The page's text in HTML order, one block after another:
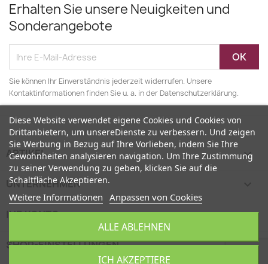
Erhalten Sie unsere Neuigkeiten und
Sonderangebote
Sie können Ihr Einverständnis jederzeit widerrufen. Unsere
Kontaktinformationen finden Sie u. a. in der Datenschutzerklärung.
ARTIKEL 
UNTERNEHMEN
IHR KONTO 
SHOP-EINSTELLUNGEN keyboard_arrow_down
Diese Website verwendet eigene Cookies und Cookies von
Drittanbietern, um unsereDienste zu verbessern. Und zeigen
Sie Werbung in Bezug auf Ihre Vorlieben, indem Sie Ihre
Gewohnheiten analysieren navigation. Um Ihre Zustimmung
zu seiner Verwendung zu geben, klicken Sie auf die
Schaltfläche Akzeptieren.
Weitere Informationen Anpassen von Cookies
ALLE ABLEHNEN
ICH AKZEPTIERE